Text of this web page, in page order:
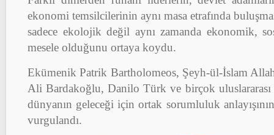
ekonomi temsilcilerinin aynı masa etrafında
sadece ekolojik değil aynı zamanda ekonomik,
mesele olduğunu ortaya koydu.
Ekümenik Patrik Bartholomeos, Şeyh-ül-İslam
Ali Bardakoğlu, Danilo Türk ve birçok uluslararası
dünyanın geleceği için ortak sorumluluk
vurgulandı.